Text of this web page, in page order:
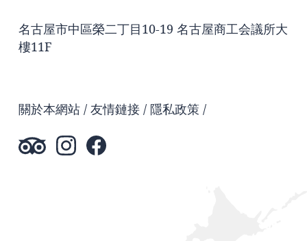
名古屋市中區榮二丁目10-19 名古屋商工会議所大
樓11F
關於本網站 友情鏈接 隱私政策